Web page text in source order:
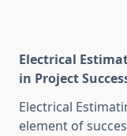
Electrical
in Project
Electrical
element of